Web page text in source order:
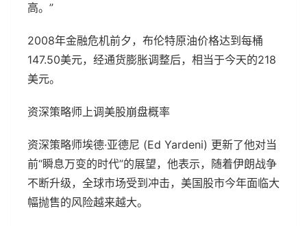
高。”
2008年金融危机前夕，布伦特原油价格达到每桶
147.50美元，经通货膨胀调整后，相当于今天的218
美元。
资深策略师上调美股崩盘概率
资深策略师埃德·亚德尼 (Ed Yardeni) 更新了他对当
前“瞬息万变的时代”的展望，他表示，随着伊朗战争
不断升级，全球市场受到冲击，美国股市今年面临大
幅抛售的风险越来越大。